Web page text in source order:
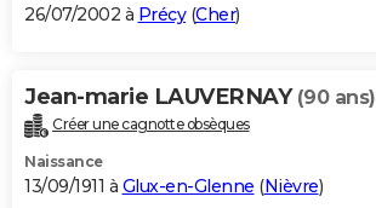
26/07/2002 à Précy(Cher)
Jean-marie LAUVERNAY (90 ans)
Créer une cagnotte obsèques
Naissance
13/09/1911 à Glux-en-Glenne (Nièvre)